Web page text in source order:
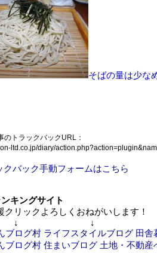
そばの量は少な
のトラックバックURL：
ltd.co.jp/diary/
クバック手動フォームはこちら
キングサイト
リックよろしくおねがいします！
↓